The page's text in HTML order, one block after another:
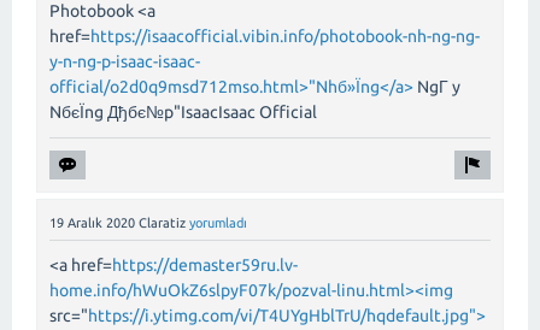
Photobook <a
href=https://isaacofficial.vibin.info/photobook-nh-ng-ng-
y-n-ng-p-isaac-isaac-
official/o2d0q9msd712mso.html>"Nhб»Їng</a> NgГ y
NбєЇng Дђбє№p"IsaacIsaac Official
19 Aralık 2020 Claratiz yorumladı
<a href=https://demaster59ru.lv-
home.info/hWuOkZ6slpyF07k/pozval-linu.html><img
src="https://i.ytimg.com/vi/T4UYgHblTrU/hqdefault.jpg">